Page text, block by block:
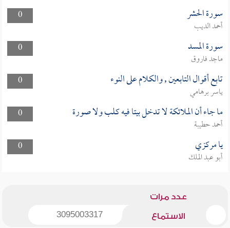
0 سورة الحشر
أحمد الديب
0
سورة المسد
ماجد فاروق
0
تابع أقوال التابعين , والكلام على النوء
ياسر برهامي
0
ما جاء أن الملائكة لا تدخل بيتا فيه كلب ولا صورة
أحمد حطيبة
0
يا مركزي
أبو عبد الملك
عدد مرات
الاستماع 3095003317